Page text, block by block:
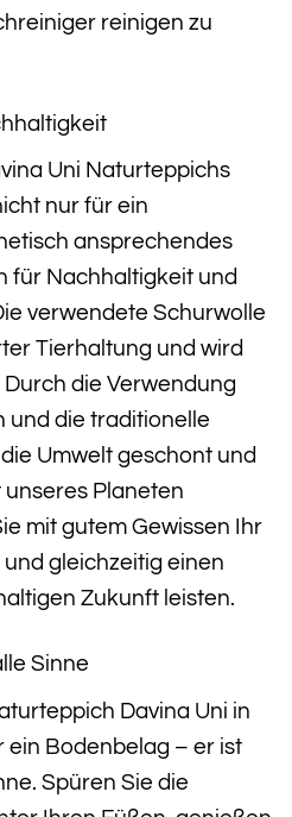
reinigen zu
Uni Naturteppichs
nur für ein
ansprechendes
für Nachhaltigkeit und
verwendete Schurwolle
Tierhaltung und wird
die Verwendung
und die traditionelle
Umwelt geschont und
Planeten
mit gutem Gewissen Ihr
gleichzeitig einen
Zukunft leisten.
Sinne
Davina Uni in
ein Bodenbelag – er ist
Spüren Sie die